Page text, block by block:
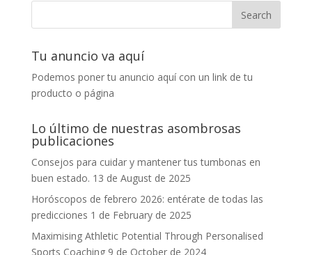
Tu anuncio va aquí
Podemos poner tu anuncio aquí con un link de tu
producto o página
Lo último de nuestras asombrosas
publicaciones
Consejos para cuidar y mantener tus tumbonas en
buen estado. 13 de August de 2025
Horóscopos de febrero 2026: entérate de todas las
predicciones 1 de February de 2025
Maximising Athletic Potential Through Personalised
Sports Coaching 9 de October de 2024